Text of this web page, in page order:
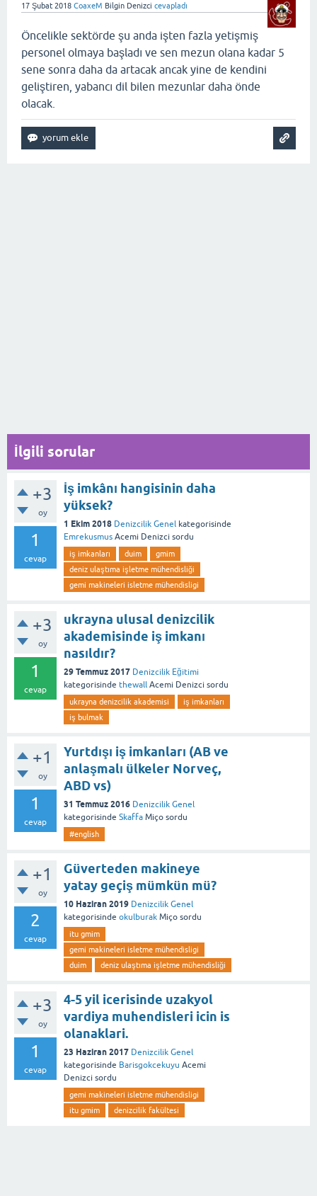
17 Şubat 2018 CoaxeM Bilgin Denizci cevapladı
Öncelikle sektörde şu anda işten fazla yetişmiş
personel olmaya başladı ve sen mezun olana kadar 5
sene sonra daha da artacak ancak yine de kendini
geliştiren, yabancı dil bilen mezunlar daha önde
olacak.
İlgili sorular
+3
oy
1
cevap
İş imkânı hangisinin daha
yüksek?
1 Ekim 2018 Denizcilik Genel kategorisinde
Emrekusmus Acemi Denizci sordu
iş imkanları duim
gmim
deniz ulaştıma işletme mühendisliği
gemi makineleri isletme mühendisligi
+3
oy
1
cevap
ukrayna ulusal denizcilik
akademisinde iş imkanı
nasıldır?
29 Temmuz 2017 Denizcilik Eğitimi
kategorisinde thewall Acemi Denizci sordu
ukrayna denizcilik akademisi
iş imkanları
iş bulmak
+1
oy
1
cevap
Yurtdışı iş imkanları (AB ve
anlaşmalı ülkeler Norveç,
ABD vs)
31 Temmuz 2016 Denizcilik Genel
kategorisinde Skaffa Miço sordu
#english
+1
oy
2
cevap
Güverteden makineye
yatay geçiş mümkün mü?
10 Haziran 2019 Denizcilik Genel
kategorisinde okulburak Miço sordu
itu gmim
gemi makineleri isletme mühendisligi
duim
deniz ulaştıma işletme mühendisliği
+3
oy
1
cevap
4-5 yil icerisinde uzakyol
vardiya muhendisleri icin is
olanaklari.
23 Haziran 2017 Denizcilik Genel
kategorisinde Barisgokcekuyu Acemi
Denizci sordu
gemi makineleri isletme mühendisligi
itu gmim
denizcilik fakültesi